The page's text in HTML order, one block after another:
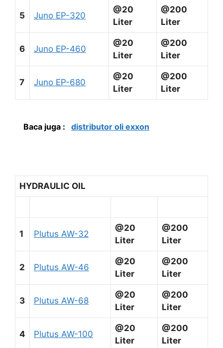
5 Juno EP-320
@20
Liter
@200
Liter
6 Juno EP-460
@20
Liter
@200
Liter
7 Juno EP-680
@20
Liter
@200
Liter
Baca juga : distributor oli exxon
HYDRAULIC OIL
1 Plutus AW-32
@20
Liter
@200
Liter
2 Plutus AW-46
@20
Liter
@200
Liter
3 Plutus AW-68
@20
Liter
@200
Liter
4 Plutus AW-100
@20
Liter
@200
Liter